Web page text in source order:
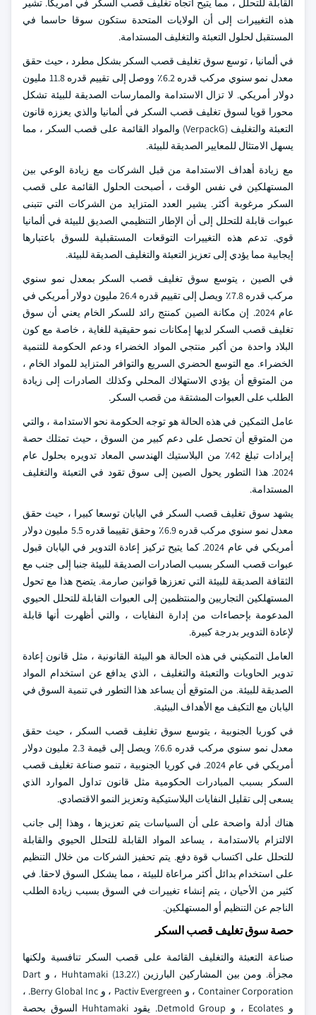
القابلة للتحلل ، مما يتيح اتجاه تغليف قصب السكر في أمريكا. تشير
هذه التغييرات إلى أن الولايات المتحدة ستكون سوقا حاسما في
المستقبل لحلول التعبئة والتغليف المستدامة.
في ألمانيا ، توسع سوق تغليف قصب السكر بشكل مطرد ، حيث حقق
معدل نمو سنوي مركب قدره 6.2٪ ووصل إلى تقييم قدره 11.8 مليون
دولار أمريكي. لا تزال الاستدامة والممارسات الصديقة للبيئة تشكل
محورا قويا لسوق تغليف قصب السكر في ألمانيا والذي يعززه قانون
التعبئة والتغليف (VerpackG) والمواد القائمة على قصب السكر ، مما
يسهل الامتثال للمعايير الصديقة للبيئة.
مع زيادة أهداف الاستدامة من قبل الشركات مع زيادة الوعي بين
المستهلكين في نفس الوقت ، أصبحت الحلول القائمة على قصب
السكر مرغوبة أكثر. يشير العدد المتزايد من الشركات التي تتبنى
عبوات قابلة للتحلل إلى أن الإطار التنظيمي الصديق للبيئة في ألمانيا
قوي. تدعم هذه التغييرات التوقعات المستقبلية للسوق باعتبارها
إيجابية مما يؤدي إلى تعزيز التعبئة والتغليف الصديقة للبيئة.
في الصين ، يتوسع سوق تغليف قصب السكر بمعدل نمو سنوي
مركب قدره 7.8٪ ويصل إلى تقييم قدره 26.4 مليون دولار أمريكي في
عام 2024. إن مكانة الصين كمنتج رائد للسكر الخام يعني أن سوق
تغليف قصب السكر لديها إمكانات نمو حقيقية للغاية ، خاصة مع كون
البلاد واحدة من أكبر منتجي المواد الخضراء ودعم الحكومة للتنمية
الخضراء. مع التوسع الحضري السريع والتوافر المتزايد للمواد الخام ،
من المتوقع أن يؤدي الاستهلاك المحلي وكذلك الصادرات إلى زيادة
الطلب على العبوات المشتقة من قصب السكر.
عامل التمكين في هذه الحالة هو توجه الحكومة نحو الاستدامة ، والتي
من المتوقع أن تحصل على دعم كبير من السوق ، حيث تمتلك حصة
إيرادات تبلغ 42٪ من البلاستيك الهندسي المعاد تدويره بحلول عام
2024. هذا التطور يحول الصين إلى سوق تقود في التعبئة والتغليف
المستدامة.
يشهد سوق تغليف قصب السكر في اليابان توسعا كبيرا ، حيث حقق
معدل نمو سنوي مركب قدره 6.9٪ وحقق تقييما قدره 5.5 مليون دولار
أمريكي في عام 2024. كما يتيح تركيز إعادة التدوير في اليابان قبول
عبوات قصب السكر بسبب الصادرات الصديقة للبيئة جنبا إلى جنب مع
الثقافة الصديقة للبيئة التي تعززها قوانين صارمة. يتضح هذا مع تحول
المستهلكين التجاريين والمنتظمين إلى العبوات القابلة للتحلل الحيوي
المدعومة بإحصاءات من إدارة النفايات ، والتي أظهرت أنها قابلة
لإعادة التدوير بدرجة كبيرة.
العامل التمكيني في هذه الحالة هو البيئة القانونية ، مثل قانون إعادة
تدوير الحاويات والتعبئة والتغليف ، الذي يدافع عن استخدام المواد
الصديقة للبيئة. من المتوقع أن يساعد هذا التطور في تنمية السوق في
اليابان مع التكيف مع الأهداف البيئية.
في كوريا الجنوبية ، يتوسع سوق تغليف قصب السكر ، حيث حقق
معدل نمو سنوي مركب قدره 6.6٪ ويصل إلى قيمة 2.3 مليون دولار
أمريكي في عام 2024. في كوريا الجنوبية ، تنمو صناعة تغليف قصب
السكر بسبب المبادرات الحكومية مثل قانون تداول الموارد الذي
يسعى إلى تقليل النفايات البلاستيكية وتعزيز النمو الاقتصادي.
هناك أدلة واضحة على أن السياسات يتم تعزيزها ، وهذا إلى جانب
الالتزام بالاستدامة ، يساعد المواد القابلة للتحلل الحيوي والقابلة
للتحلل على اكتساب قوة دفع. يتم تحفيز الشركات من خلال التنظيم
على استخدام بدائل أكثر مراعاة للبيئة ، مما يشكل السوق لاحقا. في
كثير من الأحيان ، يتم إنشاء تغييرات في السوق بسبب زيادة الطلب
الناجم عن التنظيم أو المستهلكين.
حصة سوق تغليف قصب السكر
صناعة التعبئة والتغليف القائمة على قصب السكر تنافسية ولكنها
مجزأة. ومن بين المشاركين البارزين Huhtamaki (13.2٪) ، و Dart
Container Corporation ، و Pactiv Evergreen ، و Berry Global Inc. ،
و Ecolates ، و Detmold Group. يقود Huhtamaki السوق بحصة